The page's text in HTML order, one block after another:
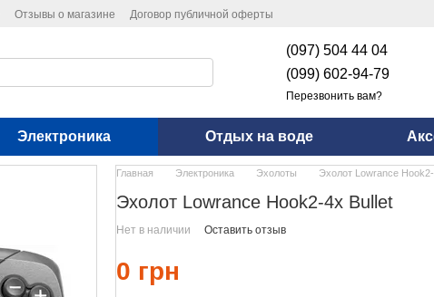
Отзывы о магазине
Договор публичной оферты
(097) 504 44 04
(099) 602-94-79
Перезвонить вам?
Электроника Отдых на воде
Главная Электроника Эхолоты Эхолот Lowrance
Эхолот Lowrance Hook2-4x Bullet
Нет в наличии Оставить отзыв
0 грн